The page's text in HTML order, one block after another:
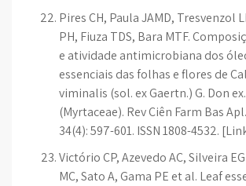
Pires CH, Paula JAMD, Tresvenzol
PH, Fiuza TDS, Bara MTF.
e atividade antimicrobiana dos
essenciais das folhas e flores de
viminalis (sol. ex Gaertn.) G. Don
(Myrtaceae). Rev Ciên Farm Bas
34(4): 597-601. ISSN 1808-4532.
Victório CP, Azevedo AC, Silveira
MC, Sato A, Gama PE et al. Leaf